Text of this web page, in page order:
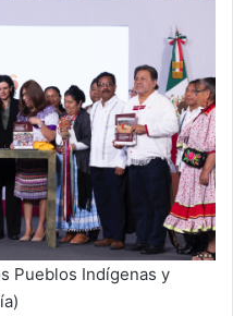
Pueblos Indígenas y